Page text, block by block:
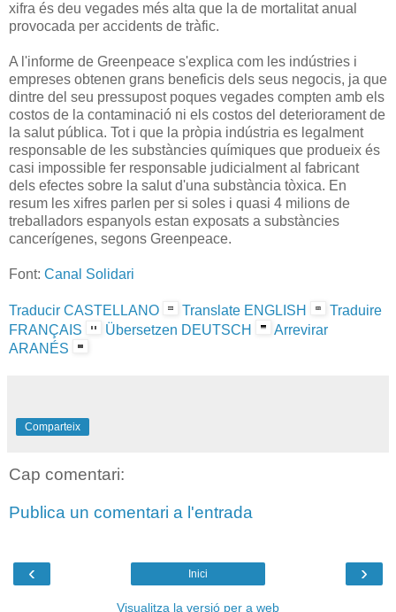
xifra és deu vegades més alta que la de mortalitat anual
provocada per accidents de tràfic.
A l'informe de Greenpeace s'explica com les indústries i
empreses obtenen grans beneficis dels seus negocis, ja que
dintre del seu pressupost poques vegades compten amb els
costos de la contaminació ni els costos del deteriorament de
la salut pública. Tot i que la pròpia indústria es legalment
responsable de les substàncies químiques que produeix és
casi impossible fer responsable judicialment al fabricant
dels efectes sobre la salut d'una substància tòxica. En
resum les xifres parlen per si soles i quasi 4 milions de
treballadors espanyols estan exposats a substàncies
cancerígenes, segons Greenpeace.
Font: Canal Solidari
Traducir CASTELLANO Translate ENGLISH
Traduire
FRANÇAIS
Übersetzen DEUTSCH
Arrevirar
ARANÉS
Comparteix
Cap comentari:
Publica un comentari a l'entrada
‹ ›
Inici
Visualitza la versió per a web